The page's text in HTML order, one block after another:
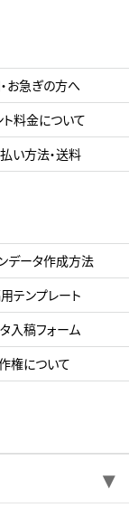
お急ぎの方へ
ト料金について
い方法・送料
データ作成方法
テンプレート
入稿フォーム
権について